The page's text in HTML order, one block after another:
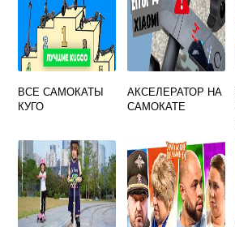
ВСЕ САМОКАТЫ
КУГО
АКСЕЛЕРАТОР НА
САМОКАТЕ